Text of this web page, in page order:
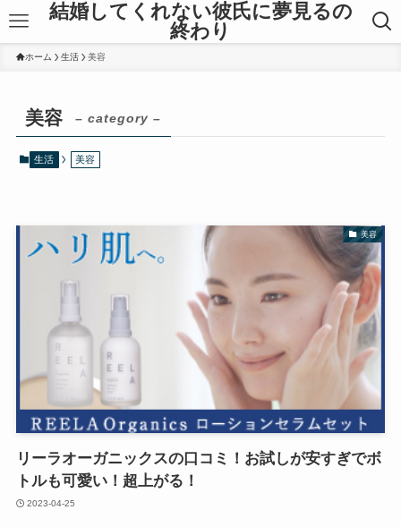
結婚してくれない彼氏に夢見るの
終わり
ホーム 生活 美容
美容 – category –
生活 美容
美容
リーラオーガニックスの口コミ！お試しが安すぎでボ
トルも可愛い！超上がる！
2023-04-25